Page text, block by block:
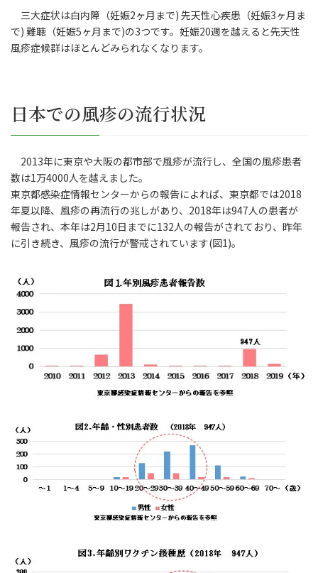
三大症状は白内障（妊娠2ヶ月まで) 先天性心疾患（妊娠3ヶ月ま
で) 難聴（妊娠5ヶ月まで)の3つです。妊娠20週を越えると先天性
風疹症候群はほとんどみられなくなります。
日本での風疹の流行状況
2013年に東京や大阪の都市部で風疹が流行し、全国の風疹患者
数は1万4000人を越えました。
東京都感染症情報センターからの報告によれば、東京都では2018
年夏以降、風疹の再流行の兆しがあり、2018年は947人の患者が
報告され、本年は2月10日までに132人の報告がされており、昨年
に引き続き、風疹の流行が警戒されています(図1)。